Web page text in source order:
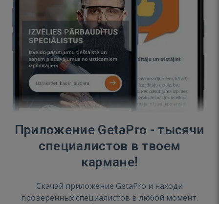
Приложение GetaPro - тысячи
специалистов в твоем
кармане!
Скачай приложение GetaPro и находи
проверенных специалистов в любой момент.